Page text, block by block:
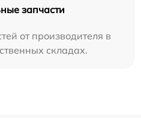
запчасти
от производителя в
складах.